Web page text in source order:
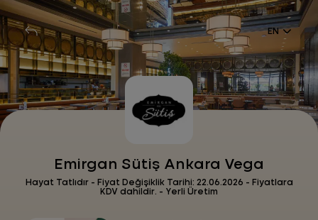
EN
Emirgan Sütiş Ankara Vega
Hayat Tatlıdır - Fiyat Değişiklik Tarihi: 22.06.2026 - Fiyatlara
KDV dahildir. - Yerli Üretim